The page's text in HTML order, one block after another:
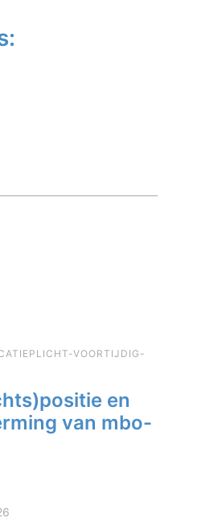
VOORTIJDIG-
en
van mbo-